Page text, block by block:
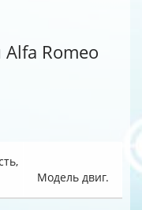
Alfa Romeo
Модель двиг.